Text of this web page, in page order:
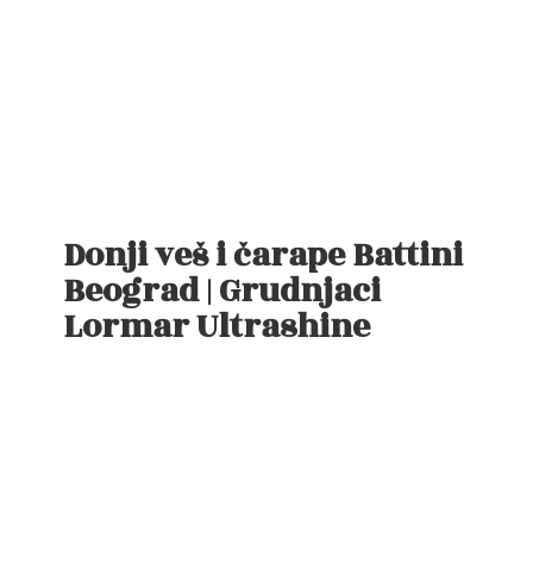
Donji veš i čarape Battini
Beograd | Grudnjaci
Lormar Ultrashine